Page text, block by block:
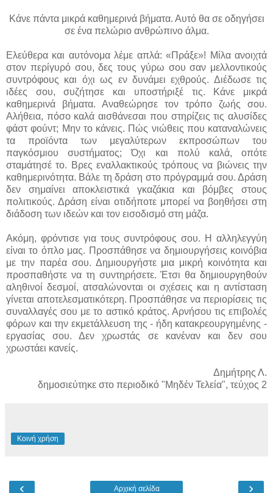
Κάνε πάντα μικρά καθημερινά βήματα. Αυτό θα σε οδηγήσει
σε ένα πελώριο ανθρώπινο άλμα.
Ελεύθερα και αυτόνομα λέμε απλά: «Πράξε»! Μίλα ανοιχτά
στον περίγυρό σου, δες τους γύρω σου σαν μελλοντικούς
συντρόφους και όχι ως εν δυνάμει εχθρούς. Διέδωσε τις
ιδέες σου, συζήτησε και υποστήριξέ τις. Κάνε μικρά
καθημερινά βήματα. Αναθεώρησε τον τρόπο ζωής σου.
Αλήθεια, πόσο καλά αισθάνεσαι που στηρίζεις τις αλυσίδες
φάστ φούντ; Μην το κάνεις. Πώς νιώθεις που καταναλώνεις
τα προϊόντα των μεγαλύτερων εκπροσώπων του
παγκόσμιου συστήματος; Όχι και πολύ καλά, οπότε
σταμάτησέ το. Βρες εναλλακτικούς τρόπους να βιώνεις την
καθημερινότητα. Βάλε τη δράση στο πρόγραμμά σου. Δράση
δεν σημαίνει αποκλειστικά γκαζάκια και βόμβες στους
πολιτικούς. Δράση είναι οτιδήποτε μπορεί να βοηθήσει στη
διάδοση των ιδεών και τον εισοδισμό στη μάζα.
Ακόμη, φρόντισε για τους συντρόφους σου. Η αλληλεγγύη
είναι το όπλο μας. Προσπάθησε να δημιουργήσεις κοινόβια
με την παρέα σου. Δημιουργήστε μια μικρή κοινότητα και
προσπαθήστε να τη συντηρήσετε. Έτσι θα δημιουργηθούν
αληθινοί δεσμοί, ατσαλώνονται οι σχέσεις και η αντίσταση
γίνεται αποτελεσματικότερη. Προσπάθησε να περιορίσεις τις
συναλλαγές σου με το αστικό κράτος. Αρνήσου τις επιβολές
φόρων και την εκμετάλλευση της - ήδη κατακρεουργημένης -
εργασίας σου. Δεν χρωστάς σε κανέναν και δεν σου
χρωστάει κανείς.
Δημήτρης Λ.
δημοσιεύτηκε στο περιοδικό "Μηδέν Τελεία", τεύχος 2
Κοινή χρήση
‹ ›
Αρχική σελίδα